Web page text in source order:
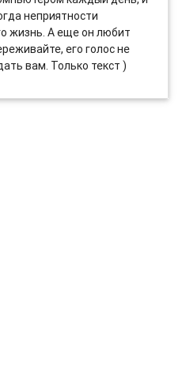
неприятности
жизнь. А еще он любит
его голос не
вам. Только текст )